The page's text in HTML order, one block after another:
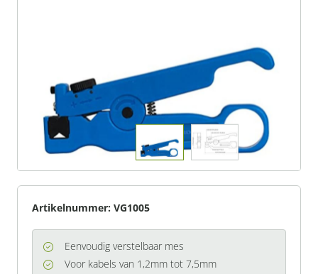
Artikelnummer: VG1005
Eenvoudig verstelbaar mes
Voor kabels van 1,2mm tot 7,5mm